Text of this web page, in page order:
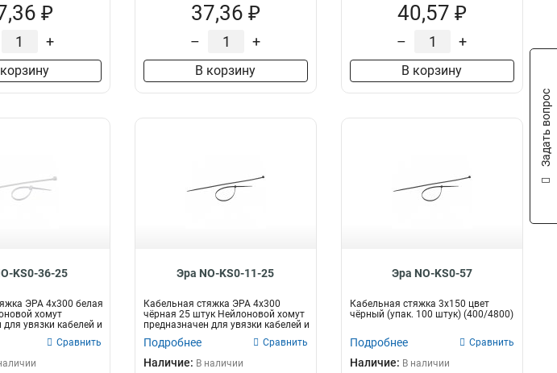
₽
+
37,36 ₽
– +
В корзину
40,57 ₽
– +
В корзину
KS0-36-25
ЭРА 4x300 белая
хомут
для увязки кабелей и
Сравнить
Эра NO-KS0-11-25
Кабельная стяжка ЭРА 4x300
чёрная 25 штук Нейлоновой хомут
предназначен для увязки кабелей и
Подробнее Сравнить
Наличие: В наличии
Эра NO-KS0-57
Кабельная стяжка 3х150 цвет
чёрный (упак. 100 штук) (400/4800)
Подробнее Сравнить
Наличие: В наличии
Задать вопрос